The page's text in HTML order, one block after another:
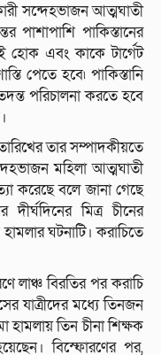
সন্দেহভাজন আত্মঘাতী
পাশাপাশি পাকিস্তানের
হোক এবং কাকে টার্গেট
পেতে হবে৷ পাকিস্তানি
পরিচালনা করতে হবে
তার সম্পাদকীয়তে
মহিলা আত্মঘাতী
করেছে বলে জানা গেছে
দীর্ঘদিনের মিত্র চীনের
ঘটনাটি। করাচিতে
লাঞ্চ বিরতির পর করাচি
যাত্রীদের মধ্যে তিনজন
তিন চীনা শিক্ষক
বিস্ফোরণের পর,